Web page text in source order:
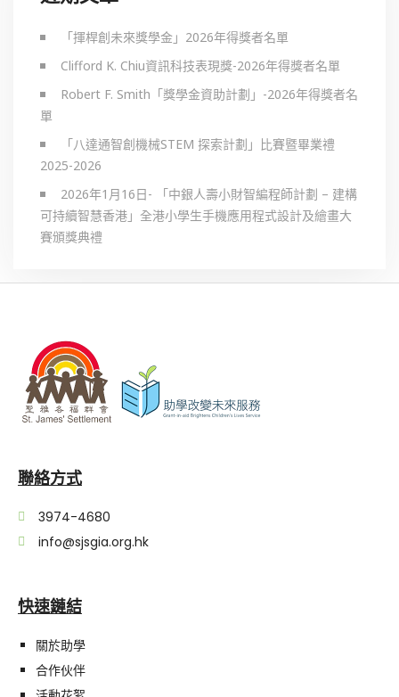
「揮桿創未來獎學金」2026年得獎者名單
Clifford K. Chiu資訊科技表現獎-2026年得獎者名單
Robert F. Smith「獎學金資助計劃」-2026年得獎者名
單
「八達通智創機械STEM 探索計劃」比賽暨畢業禮
2025-2026
2026年1月16日- 「中銀人壽小財智編程師計劃 – 建構
可持續智慧香港」全港小學生手機應用程式設計及繪畫大
賽頒獎典禮
聯絡方式
3974-4680
info@sjsgia.org.hk
快速鏈結
關於助學
合作伙伴